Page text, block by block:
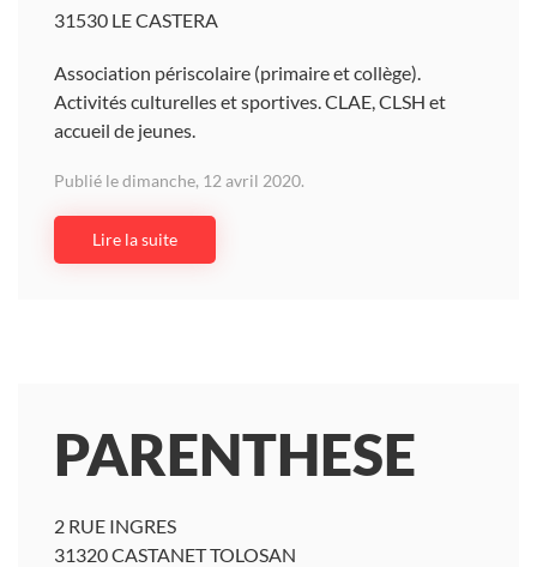
31530 LE CASTERA
Association périscolaire (primaire et collège).
Activités culturelles et sportives. CLAE, CLSH et
accueil de jeunes.
Publié le dimanche, 12 avril 2020.
Lire la suite
PARENTHESE
2 RUE INGRES
31320 CASTANET TOLOSAN